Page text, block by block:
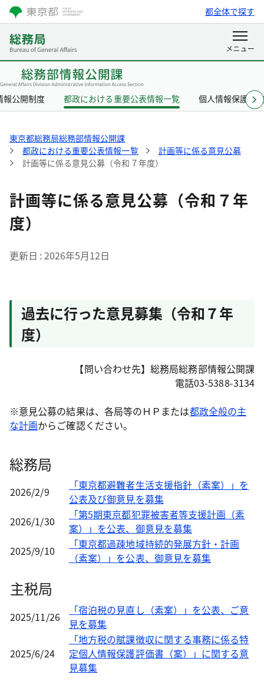
都全体で探す
報公開制度 都政における重要公表情報一覧 個人情報保護制
東京都総務局総務部情報公開課
都政における重要公表情報一覧
計画等に係る意見公募
計画等に係る意見公募（令和７年度）
計画等に係る意見公募（令和７年
度）
更新日 2026年5月12日
過去に行った意見募集（令和７年
度）
【問い合わせ先】総務局総務部情報公開課
電話03-5388-3134
※意見公募の結果は、各局等のＨＰまたは都政全般の主
な計画からご確認ください。
総務局
2026/2/9
「東京都避難者生活支援指針（素案）」を
公表及び御意見を募集
2026/1/30
「第5期東京都犯罪被害者等支援計画（素
案）」を公表、御意見を募集
2025/9/10
「東京都過疎地域持続的発展方針・計画
（素案）」を公表、御意見を募集
主税局
2025/11/26
「宿泊税の見直し（素案）」を公表、ご意
見を募集
2025/6/24
「地方税の賦課徴収に関する事務に係る特
定個人情報保護評価書（案）」に関する意
見募集